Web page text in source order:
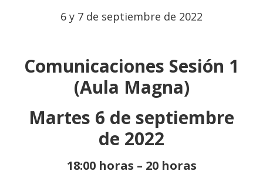
6 y 7 de septiembre de 2022
Comunicaciones Sesión 1
(Aula Magna)
Martes 6 de septiembre
de 2022
18:00 horas – 20 horas